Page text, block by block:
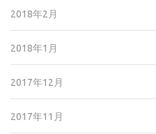
2018年2月
2018年1月
2017年12月
2017年11月